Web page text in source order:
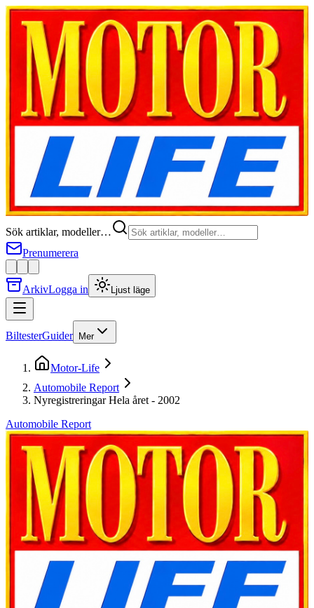
Sök artiklar, modeller…
Prenumerera
ArkivLogga in Ljust läge
BiltesterGuider Mer
Motor-Life
Automobile Report
Nyregistreringar Hela året - 2002
Automobile Report